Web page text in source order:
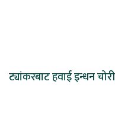
ट्यांकरबाट हवाई इन्धन